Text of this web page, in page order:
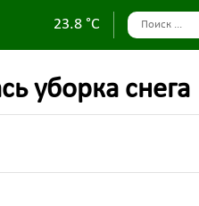
23.8 °C
уборка снега